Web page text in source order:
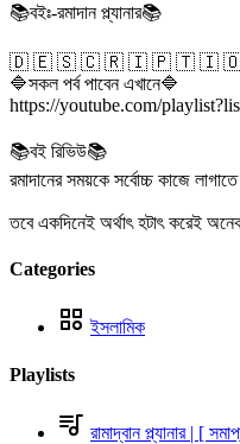
📚বইঃ-রমাদান প্ল্যানার📚
🇩 🇪 🇸 🇨 🇷 🇮 🇵 🇹 🇮
🔷সকল পর্ব পাবেন এখানে🔷
https://youtube.com/
📚বই রিভিউ📚
রমাদানের সময়কে সর্বোচ্চ কাজে
তবে একদিনেই অর্থাৎ হটাৎ করেই
Categories
ইসলামিক
Playlists
রামাদ্বান প্ল্যানার | [